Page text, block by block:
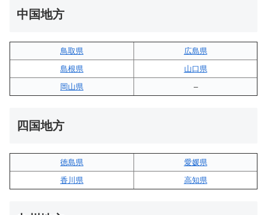
中国地方
鳥取県
広島県
島根県
山口県
岡山県
–
四国地方
徳島県
愛媛県
香川県
高知県